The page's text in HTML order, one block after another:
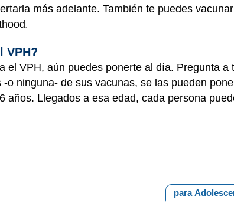
más adelante. También te puedes vacunar
VPH?
el VPH, aún puedes ponerte al día. Pregunta a
o ninguna- de sus vacunas, se las pueden
años. Llegados a esa edad, cada persona
para